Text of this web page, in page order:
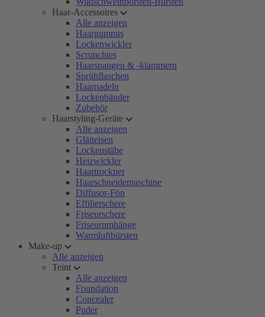
Haar-Accessoires
Alle anzeigen
Haargummis
Lockenwickler
Scrunchies
Haarspangen & -klammern
Sprühflaschen
Haarnadeln
Lockenbänder
Zubehör
Haarstyling-Geräte
Alle anzeigen
Glätteisen
Lockenstäbe
Heizwickler
Haartrockner
Haarschneidemaschine
Diffusor-Fön
Effilierschere
Friseurschere
Friseurumhänge
Warmluftbürsten
Make-up
Alle anzeigen
Teint
Alle anzeigen
Foundation
Concealer
Puder